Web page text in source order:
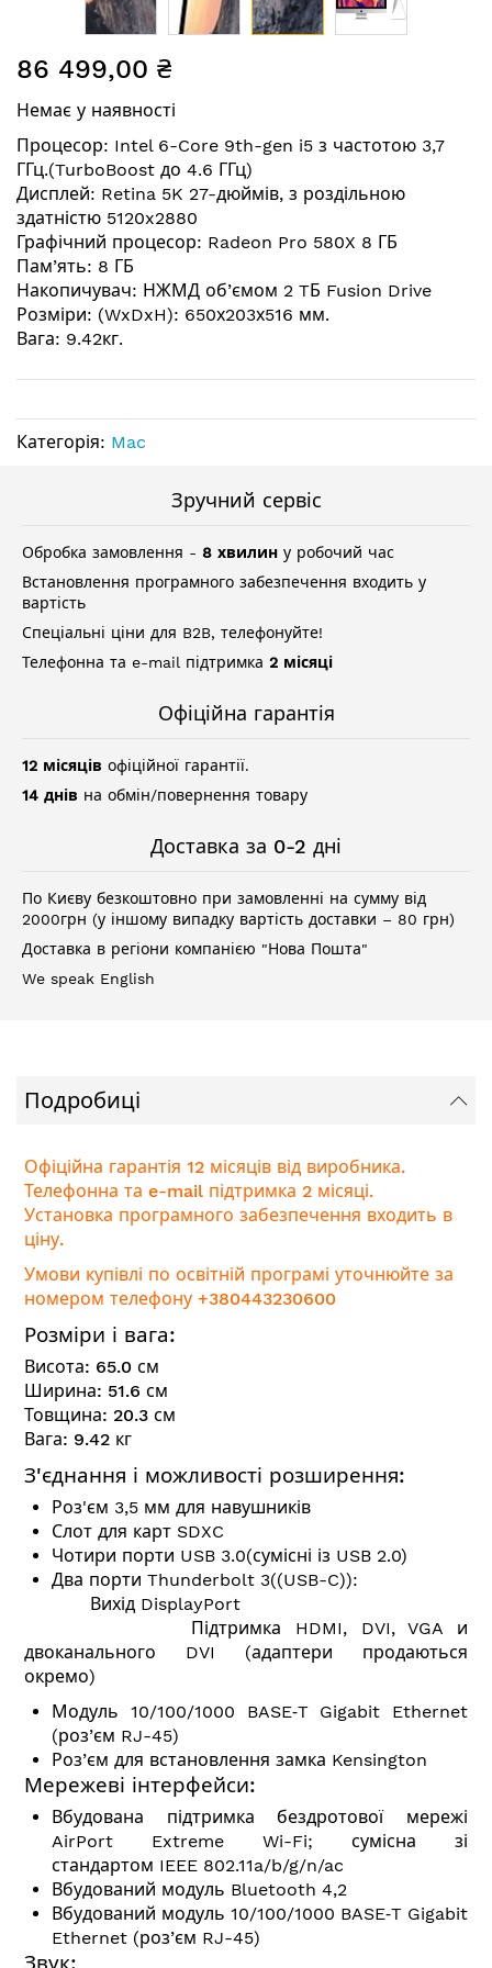
до
галереї
зображень
86 499,00 ₴
Немає у наявності
Процесор: Intel 6-Core 9th-gen i5 з частотою 3,7
ГГц.(TurboBoost до 4.6 ГГц)
Дисплей: Retina 5K 27-дюймів, з роздільною
здатністю 5120x2880
Графічний процесор: Radeon Pro 580X 8 ГБ
Пам’ять: 8 ГБ
Накопичувач: НЖМД об’ємом 2 TБ Fusion Drive
Розміри: (WxDxH): 650х203х516 мм.
Вага: 9.42кг.
Категорія: Mac
Зручний сервіс
Обробка замовлення - 8 хвилин у робочий час
Встановлення програмного забезпечення входить у
вартість
Спеціальні ціни для B2B, телефонуйте!
Телефонна та e-mail підтримка 2 місяці
Офіційна гарантія
12 місяців офіційної гарантії.
14 днів на обмін/повернення товару
Доставка за 0-2 дні
По Києву безкоштовно при замовленні на сумму від
2000грн (у іншому випадку вартість доставки – 80 грн)
Доставка в регіони компанією "Нова Пошта"
We speak English
Подробиці
Офіційна гарантія 12 місяців від виробника.
Телефонна та e-mail підтримка 2 місяці.
Установка програмного забезпечення входить в
ціну.
Умови купівлі по освітній програмі уточнюйте за
номером телефону +380443230600
Розміри і вага:
Висота: 65.0 см
Ширина: 51.6 см
Товщина: 20.3 см
Вага: 9.42 кг
З'єднання і можливості розширення:
Роз'єм 3,5 мм для навушників
Слот для карт SDXC
Чотири порти USB 3.0(сумісні із USB 2.0)
Два порти Thunderbolt 3((USB-C)):
Вихід DisplayPort
Підтримка HDMI, DVI, VGA и
двоканального DVI (адаптери продаються
окремо)
Модуль 10/100/1000 BASE‑T Gigabit Ethernet
(роз’єм RJ-45)
Роз’єм для встановлення замка Kensington
Мережеві інтерфейси:
Вбудована підтримка бездротової мережі
AirPort Extreme Wi-Fi; сумісна зі
стандартом IEEE 802.11a/b/g/n/ac
Вбудований модуль Bluetooth 4,2
Вбудований модуль 10/100/1000 BASE‑T Gigabit
Ethernet (роз’єм RJ-45)
Звук: